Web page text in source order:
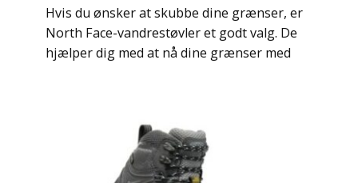
Hvis du ønsker at skubbe dine grænser, er
North Face-vandrestøvler et godt valg. De
hjælper dig med at nå dine grænser med